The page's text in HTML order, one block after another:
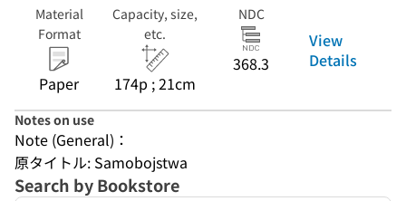
Material
Format
Paper
Capacity, size,
etc.
174p ; 21cm
NDC
368.3
View
Details
Notes on use
Note (General)：
原タイトル: Samobojstwa
Search by Bookstore